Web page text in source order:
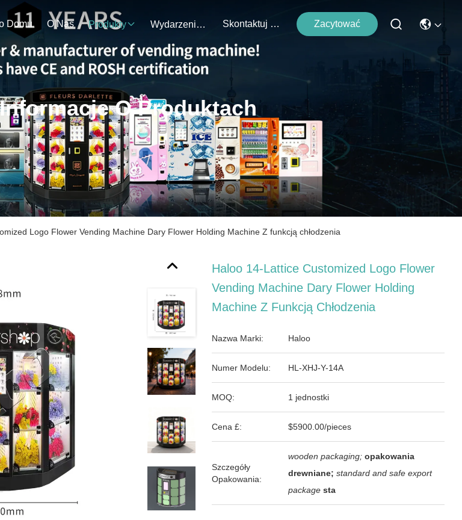
Domu O Nas Produkty Wydarzenia Skontaktuj Się Z Nami Zacytować
O Produktach
Logo Flower Vending Machine Dary Flower Holding Machine Z funkcją chłodzenia
Haloo 14-Lattice Customized Logo Flower
Vending Machine Dary Flower Holding
Machine Z Funkcją Chłodzenia
Nazwa Marki: Haloo
Numer Modelu: HL-XHJ-Y-14A
MOQ: 1 jednostki
Cena £: $5900.00/pieces
Szczegóły
Opakowania:
wooden packaging; opakowania
drewniane; standard and safe export
package sta